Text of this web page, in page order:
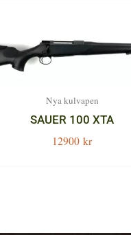
Nya kulvapen
SAUER 100 XTA
12900 kr